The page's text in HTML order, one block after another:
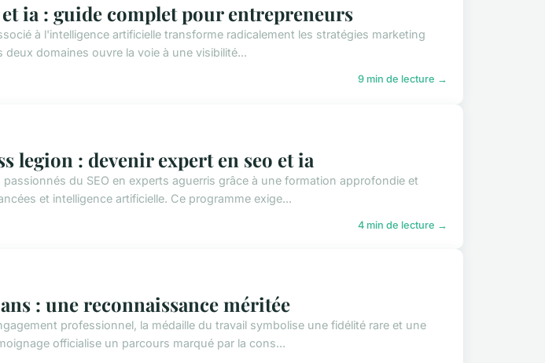
ia : guide complet pour entrepreneurs
à l'intelligence artificielle transforme radicalement les stratégies marketing
domaines ouvre la voie à une visibilité...
9 min de lecture →
legion : devenir expert en seo et ia
du SEO en experts aguerris grâce à une formation approfondie et
et intelligence artificielle. Ce programme exige...
4 min de lecture →
: une reconnaissance méritée
professionnel, la médaille du travail symbolise une fidélité rare et une
officialise un parcours marqué par la cons...